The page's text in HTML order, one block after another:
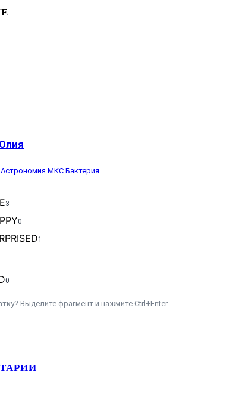
Астрономия МКС Бактерия
3
0
1
0
Выделите фрагмент и нажмите Ctrl+Enter